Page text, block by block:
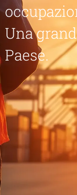
Una
Paese.